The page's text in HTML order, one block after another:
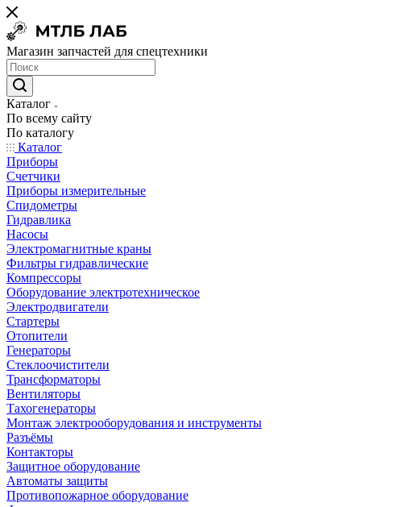
Магазин запчастей для спецтехники
Каталог
По всему сайту
По каталогу
Каталог
Приборы
Счетчики
Приборы измерительные
Спидометры
Гидравлика
Насосы
Электромагнитные краны
Фильтры гидравлические
Компрессоры
Оборудование электротехническое
Электродвигатели
Стартеры
Отопители
Генераторы
Стеклоочистители
Трансформаторы
Вентиляторы
Тахогенераторы
Монтаж электрооборудования и инструменты
Разъёмы
Контакторы
Защитное оборудование
Автоматы защиты
Противопожарное оборудование